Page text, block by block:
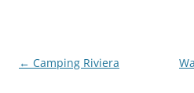
Beitragsnavigation
← Camping Riviera